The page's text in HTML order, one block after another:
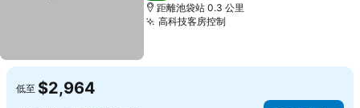
距離池袋站 0.3 公里
高科技客房控制查看價格
低至 $2,964